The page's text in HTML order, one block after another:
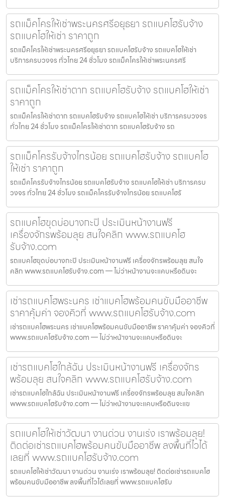
รถแม็คโครให้เช่าพระนครศรีอยุธยา รถแบคโฮรับจ้าง
รถแบคโฮให้เช่า ราคาถูก
รถแม็คโครให้เช่าพระนครศรีอยุธยา รถแบคโฮรับจ้าง รถแบคโฮให้เช่า
บริการครบวงจร ทั่วไทย 24 ชั่วโมง รถแม็คโครให้เช่าพระนครศรี
รถแม็คโครให้เช่าตาก รถแบคโฮรับจ้าง รถแบคโฮให้เช่า
ราคาถูก
รถแม็คโครให้เช่าตาก รถแบคโฮรับจ้าง รถแบคโฮให้เช่า บริการครบวงจร
ทั่วไทย 24 ชั่วโมง รถแม็คโครให้เช่าตาก รถแบคโฮรับจ้าง รถ
รถแม็คโครรับจ้างไทรน้อย รถแบคโฮรับจ้าง รถแบคโฮ
ให้เช่า ราคาถูก
รถแม็คโครรับจ้างไทรน้อย รถแบคโฮรับจ้าง รถแบคโฮให้เช่า บริการครบ
วงจร ทั่วไทย 24 ชั่วโมง รถแม็คโครรับจ้างไทรน้อย รถแบคโฮรั
รถแบคโฮขุดบ่อบางกะปิ ประเมินหน้างานฟรี
เครื่องจักรพร้อมลุย สนใจคลิก www.รถแบคโฮ
รับจ้าง.com
รถแบคโฮขุดบ่อบางกะปิ ประเมินหน้างานฟรี เครื่องจักรพร้อมลุย สนใจ
คลิก www.รถแบคโฮรับจ้าง.com — ไม่ว่าหน้างานจะแคบหรือดินจะ
เช่ารถแบคโฮพระนคร เช่าแบคโฮพร้อมคนขับมืออาชีพ
ราคาคุ้มค่า จองคิวที่ www.รถแบคโฮรับจ้าง.com
เช่ารถแบคโฮพระนคร เช่าแบคโฮพร้อมคนขับมืออาชีพ ราคาคุ้มค่า จองคิวที่
www.รถแบคโฮรับจ้าง.com — ไม่ว่าหน้างานจะแคบหรือดินจะ
เช่ารถแบคโฮใกล้ฉัน ประเมินหน้างานฟรี เครื่องจักร
พร้อมลุย สนใจคลิก www.รถแบคโฮรับจ้าง.com
เช่ารถแบคโฮใกล้ฉัน ประเมินหน้างานฟรี เครื่องจักรพร้อมลุย สนใจคลิก
www.รถแบคโฮรับจ้าง.com — ไม่ว่าหน้างานจะแคบหรือดินจะแข
รถแบคโฮให้เช่าวัฒนา งานด่วน งานเร่ง เราพร้อมลุย!
ติดต่อเช่ารถแบคโฮพร้อมคนขับมืออาชีพ ลงพื้นที่ไวได้
เลยที่ www.รถแบคโฮรับจ้าง.com
รถแบคโฮให้เช่าวัฒนา งานด่วน งานเร่ง เราพร้อมลุย! ติดต่อเช่ารถแบคโฮ
พร้อมคนขับมืออาชีพ ลงพื้นที่ไวได้เลยที่ www.รถแบคโฮรับ